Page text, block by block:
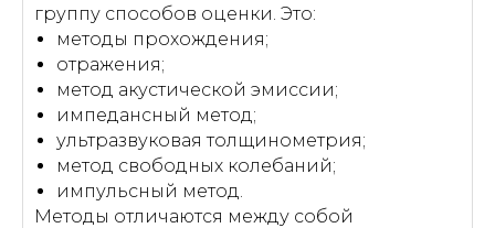
группу способов оценки. Это:
методы прохождения;
отражения;
метод акустической эмиссии;
импедансный метод;
ультразвуковая толщинометрия;
метод свободных колебаний;
импульсный метод.
Методы отличаются между собой